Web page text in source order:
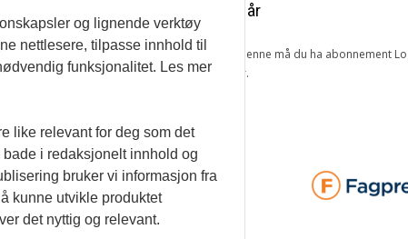
er på flukt, en nedgang fra forrige år
trettende største land i folketall. For å lese denne må du ha abonnement
abonnementer for biblioteker og bedrifter.
og lignende verktøy
nettlesere, tilpasse innhold til
funksjonalitet. Les mer
like relevant for deg som det
i redaksjonelt innhold og
bruker vi informasjon fra
kunne utvikle produktet
det nyttig og relevant.